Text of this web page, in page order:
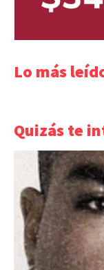
Lo más
Quizás te